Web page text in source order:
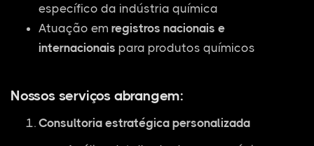
específico da indústria química
Atuação em registros nacionais e
internacionais para produtos químicos
Nossos serviços abrangem:
Consultoria estratégica personalizada